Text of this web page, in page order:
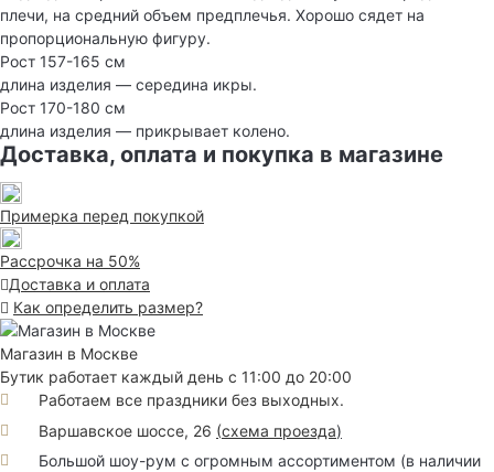
плечи, на средний объем предплечья. Хорошо сядет на
пропорциональную фигуру.
Рост 157-165 см
длина изделия — середина икры.
Рост 170-180 см
длина изделия — прикрывает колено.
Доставка, оплата и покупка в магазине
Примерка перед покупкой
Рассрочка на 50%
Доставка и оплата
Как определить размер?
Магазин в Москве
Бутик работает каждый день с 11:00 до 20:00
Работаем все праздники без выходных.
Варшавское шоссе, 26 (схема проезда)
Большой шоу-рум с огромным ассортиментом (в наличии